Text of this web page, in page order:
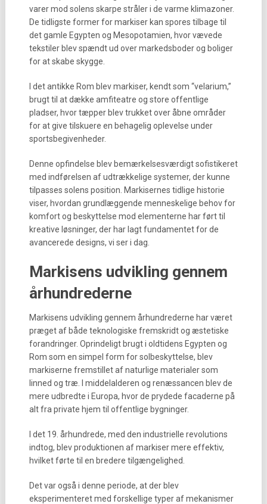
varer mod solens skarpe stråler i de varme klimazoner.
De tidligste former for markiser kan spores tilbage til
det gamle Egypten og Mesopotamien, hvor vævede
tekstiler blev spændt ud over markedsboder og boliger
for at skabe skygge.
I det antikke Rom blev markiser, kendt som “velarium,”
brugt til at dække amfiteatre og store offentlige
pladser, hvor tæpper blev trukket over åbne områder
for at give tilskuere en behagelig oplevelse under
sportsbegivenheder.
Denne opfindelse blev bemærkelsesværdigt sofistikeret
med indførelsen af udtrækkelige systemer, der kunne
tilpasses solens position. Markisernes tidlige historie
viser, hvordan grundlæggende menneskelige behov for
komfort og beskyttelse mod elementerne har ført til
kreative løsninger, der har lagt fundamentet for de
avancerede designs, vi ser i dag.
Markisens udvikling gennem
århundrederne
Markisens udvikling gennem århundrederne har været
præget af både teknologiske fremskridt og æstetiske
forandringer. Oprindeligt brugt i oldtidens Egypten og
Rom som en simpel form for solbeskyttelse, blev
markiserne fremstillet af naturlige materialer som
linned og træ. I middelalderen og renæssancen blev de
mere udbredte i Europa, hvor de prydede facaderne på
alt fra private hjem til offentlige bygninger.
I det 19. århundrede, med den industrielle revolutions
indtog, blev produktionen af markiser mere effektiv,
hvilket førte til en bredere tilgængelighed.
Det var også i denne periode, at der blev
eksperimenteret med forskellige typer af mekanismer